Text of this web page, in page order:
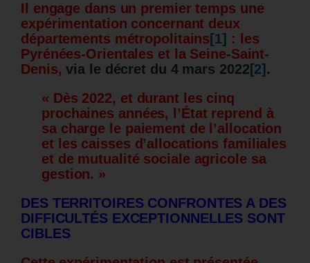
Il engage dans un premier temps une
expérimentation concernant deux
départements métropolitains [1] : les
Pyrénées-Orientales et la Seine-Saint-
Denis, via le décret du 4 mars 2022 [2] .
« Dès 2022, et durant les cinq
prochaines années, l’État reprend à
sa charge le paiement de l’allocation
et les caisses d’allocations familiales
et de mutualité sociale agricole sa
gestion. »
DES TERRITOIRES CONFRONTES A DES
DIFFICULTÉS EXCEPTIONNELLES SONT
CIBLES